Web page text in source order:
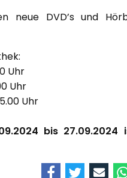
neue DVD’s und
Uhr
Uhr
Uhr
bis 27.09.2024